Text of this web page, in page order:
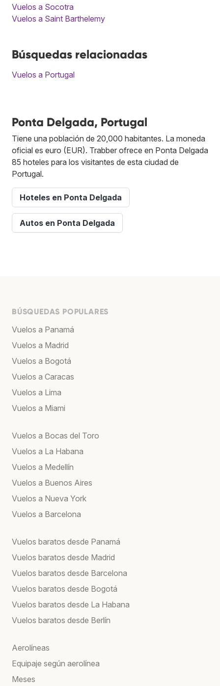
Vuelos a Socotra
Vuelos a Saint Barthelemy
Búsquedas relacionadas
Vuelos a Portugal
Ponta Delgada, Portugal
Tiene una población de 20,000 habitantes. La moneda
oficial es euro (EUR). Trabber ofrece en Ponta Delgada
85 hoteles para los visitantes de esta ciudad de
Portugal.
Hoteles en Ponta Delgada
Autos en Ponta Delgada
BÚSQUEDAS POPULARES
Vuelos a Panamá
Vuelos a Madrid
Vuelos a Bogotá
Vuelos a Caracas
Vuelos a Lima
Vuelos a Miami
Vuelos a Bocas del Toro
Vuelos a La Habana
Vuelos a Medellín
Vuelos a Buenos Aires
Vuelos a Nueva York
Vuelos a Barcelona
Vuelos baratos desde Panamá
Vuelos baratos desde Madrid
Vuelos baratos desde Barcelona
Vuelos baratos desde Bogotá
Vuelos baratos desde La Habana
Vuelos baratos desde Berlín
Aerolíneas
Equipaje según aerolínea
Meses